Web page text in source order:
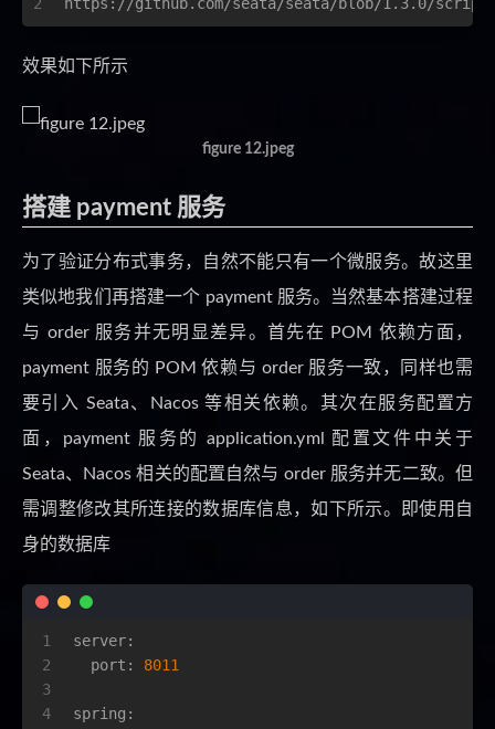
效果如下所示
figure 12.jpeg
搭建 payment 服务
为了验证分布式事务，自然不能只有一个微服务。故这里
类似地我们再搭建一个 payment 服务。当然基本搭建过程
与 order 服务并无明显差异。首先在 POM 依赖方面，
payment 服务的 POM 依赖与 order 服务一致，同样也需
要引入 Seata、Nacos 等相关依赖。其次在服务配置方
面，payment 服务的 application.yml 配置文件中关于
Seata、Nacos 相关的配置自然与 order 服务并无二致。但
需调整修改其所连接的数据库信息，如下所示。即使用自
身的数据库
1
2
3
4
server:
port:
8011
spring: